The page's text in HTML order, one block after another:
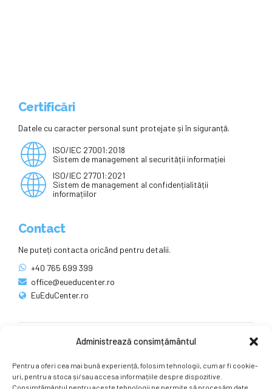
Administrează consimțământul
Pentru a oferi cea mai bună experiență, folosim tehnologii, cum ar fi cookie-
uri, pentru a stoca și/sau accesa informațiile despre dispozitive.
Consimțământul pentru aceste tehnologii ne permite să procesăm date,
Certificări
Datele cu caracter personal sunt protejate și în siguranță.
ISO/IEC 27001:2018
Sistem de management al securității informației
ISO/IEC 27701:2021
Sistem de management al confidențialității
informațiilor
Contact
Ne puteți contacta oricând pentru detalii.
+40 765 699 399
office@eueducenter.ro
EuEduCenter.ro
Ne puteți găsi și pe rețelele sociale.